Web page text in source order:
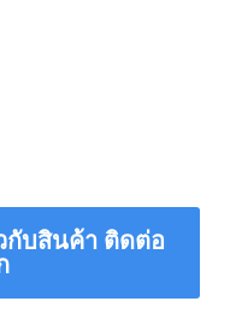
กับสินค้า ติดต่อ